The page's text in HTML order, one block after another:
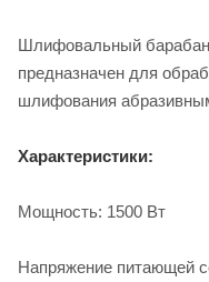
Шлифовальный
предназначен для
шлифования
Характеристики:
Мощность: 1500 Вт
Напряжение питающей